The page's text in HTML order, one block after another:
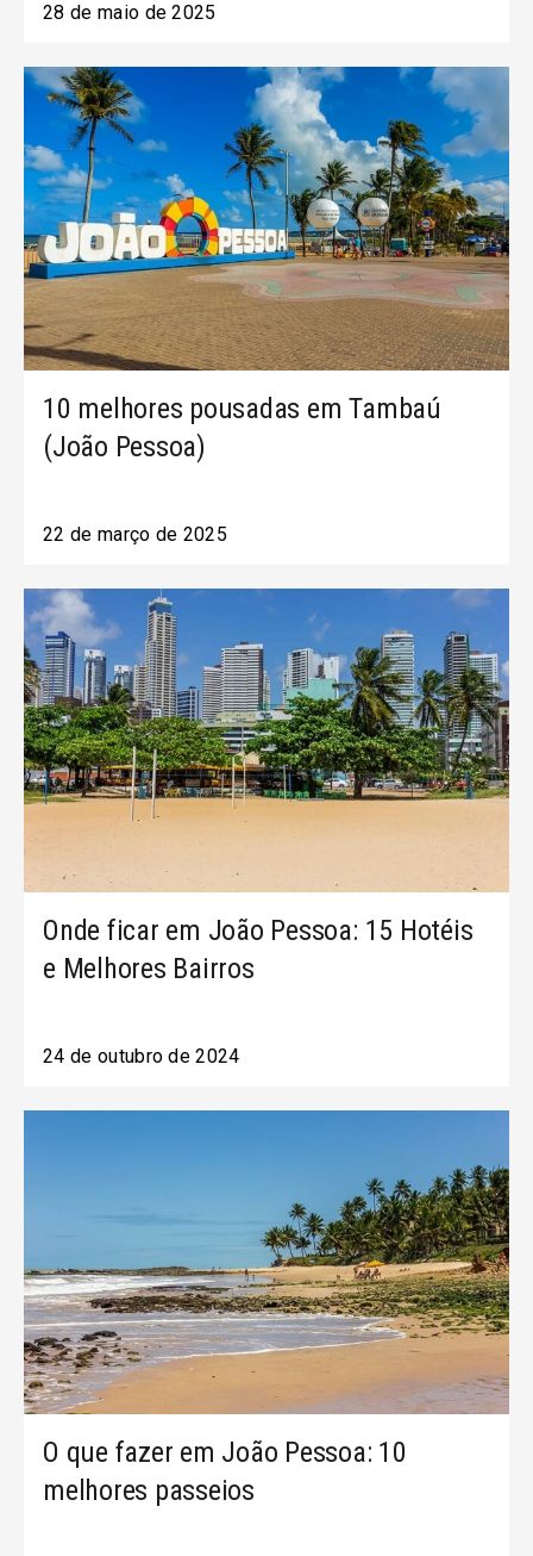
28 de maio de 2025
10 melhores pousadas em Tambaú
(João Pessoa)
22 de março de 2025
Onde ficar em João Pessoa: 15 Hotéis
e Melhores Bairros
24 de outubro de 2024
O que fazer em João Pessoa: 10
melhores passeios